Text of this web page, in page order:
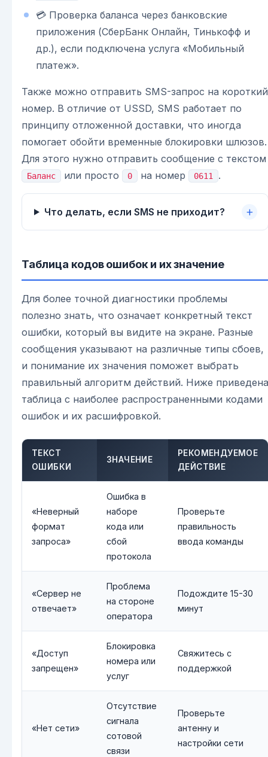
💳 Проверка баланса через банковские
приложения (СберБанк Онлайн, Тинькофф и
др.), если подключена услуга «Мобильный
платеж».
Также можно отправить SMS-запрос на короткий
номер. В отличие от USSD, SMS работает по
принципу отложенной доставки, что иногда
помогает обойти временные блокировки шлюзов.
Для этого нужно отправить сообщение с текстом
Баланс или просто 0 на номер 0611 .
Что делать, если SMS не приходит?
Таблица кодов ошибок и их значение
Для более точной диагностики проблемы
полезно знать, что означает конкретный текст
ошибки, который вы видите на экране. Разные
сообщения указывают на различные типы сбоев,
и понимание их значения поможет выбрать
правильный алгоритм действий. Ниже приведена
таблица с наиболее распространенными кодами
ошибок и их расшифровкой.
ТЕКСТ
ОШИБКИ
ЗНАЧЕНИЕ
РЕКОМЕНДУЕМОЕ
ДЕЙСТВИЕ
«Неверный
формат
запроса»
Ошибка в
наборе
кода или
сбой
протокола
Проверьте
правильность
ввода команды
«Сервер не
отвечает»
Проблема
на стороне
оператора
Подождите 15-30
минут
«Доступ
запрещен»
Блокировка
номера или
услуг
Свяжитесь с
поддержкой
«Нет сети»
Отсутствие
сигнала
сотовой
связи
Проверьте
антенну и
настройки сети